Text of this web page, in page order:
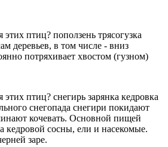
птиц? поползень трясогузка
деревьев, в том числе - вниз
потряхивает хвостом (гузном)
птиц? снегирь зарянка кедровка
снегопада снегири покидают
кочевать. Основной пищей
кедровой сосны, ели и насекомые.
заре.